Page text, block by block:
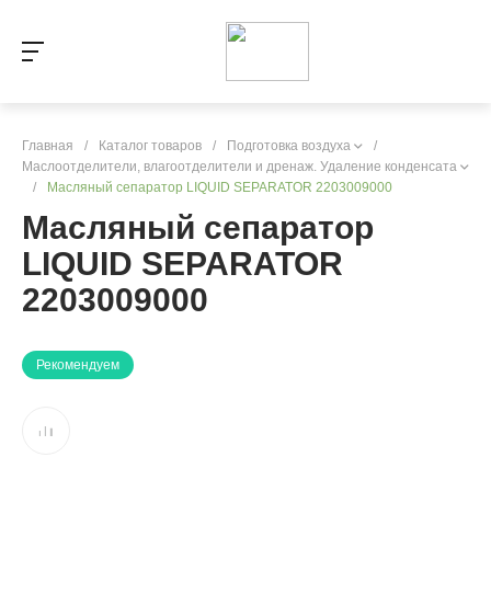
Главная / Каталог товаров / Подготовка воздуха
/
Маслоотделители, влагоотделители и дренаж. Удаление конденсата
/
Масляный сепаратор LIQUID SEPARATOR 2203009000
Масляный сепаратор
LIQUID SEPARATOR
2203009000
Рекомендуем